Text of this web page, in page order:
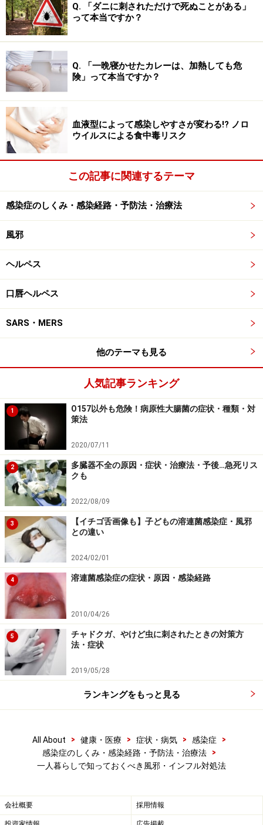
食事や食糧調達のために 無理をして体を動かし、体力を
消耗するくらいなら、空腹でも寝ている方が回復の早道
です。
絶食状態でも水分補給はしっかりと！ 脱水
状態は危険
経験則で考えても、寝込むと数日で体重が減ります。
番減るのは水分量。人から出て行く水分量は、1日あた
り尿から1.5L、呼吸、発汗その他で約1Lと言われていま
しなくても1～1.5L程度の水分は無理なく摂取できます。
とっている水分摂取量が不足します。さらに発熱して発
汗していると、体からは普段以上に多くの水分が失われ
てしまいます。脱水症状は循環不全から腎不全や最悪多
臓器不全（複数の内臓が機能しない状態）を起こしま
す。
とにかく水分補給を！
水分以外に摂るべき食品
少々重たい風邪でも、本当に動けないほど辛いのは1～2
日でしょう。冒頭にも書きましたが、この間は水分補給
さえちゃんとしておけば、食事がほとんどできなかった
としても、あまり気にすることはありません。何か持病
がある人は別として、そこまで高齢でなく、ある程度体
力のある成人なら、自然治癒をじっと待つのも手なので
す。
そうはいっても水分以外に何かを摂りたいのなら、絶食
状態で寝込んだときに、意外と早くダメージを受ける筋
肉を守ることを考えましょう。回復後のだるさが少しは
軽減されるかもしれません。糖を取れば筋肉の減少を抑
えることができます
血糖になる事があるので、ブドウ糖や砂糖を10から20g
程度含む飲料、例えば砂糖を入れた紅茶やオレンジジュ
ースをコップ一杯程度を取るようにしましょう。
また、出前やコンビニに頼るしかない人もいるでしょ
う。意外かもしれませんが、コンビニ弁当を始めとする
食べていないときも腎臓から少量は出て行ってしまうの
で、これらで補うのも手です。とは言え、ビタミンC不
食で心配する必要はありません。食事で摂ることが大切
なミネラルも、汗や腎臓からは一定量失われていきます
Q. 「ダニに刺されただけで死ぬことがある」
って本当ですか？
Q. 「一晩寝かせたカレーは、加熱しても危
険」って本当ですか？
血液型によって感染しやすさが変わる!? ノロ
ウイルスによる食中毒リスク
この記事に関連するテーマ
感染症のしくみ・感染経路・予防法・治療法
風邪
ヘルペス
口唇ヘルペス
SARS・MERS
他のテーマも見る
人気記事ランキング
1
O157以外も危険！病原性大腸菌の症状・種類・対
策法
2020/07/11
2
多臓器不全の原因・症状・治療法・予後…急死リス
クも
2022/08/09
3
【イチゴ舌画像も】子どもの溶連菌感染症・風邪
との違い
2024/02/01
4 溶連菌感染症の症状・原因・感染経路
2010/04/26
5
チャドクガ、やけど虫に刺されたときの対策方
法・症状
2019/05/28
ランキングをもっと見る
All About > 健康・医療 > 症状・病気 > 感染症
>
感染症のしくみ・感染経路・予防法・治療法
>
一人暮らしで知っておくべき風邪・インフル対処法
会社概要 採用情報